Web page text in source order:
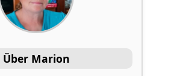
Über Marion